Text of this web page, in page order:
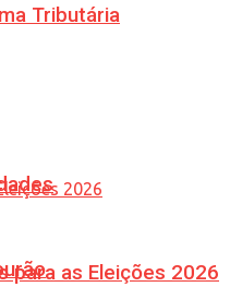
para as Eleições 2026
Tributária